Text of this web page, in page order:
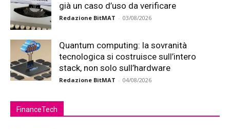
già un caso d’uso da verificare
Redazione BitMAT - 03/08/2026
Quantum computing: la sovranità
tecnologica si costruisce sull’intero
stack, non solo sull’hardware
Redazione BitMAT - 04/08/2026
FinanceTech